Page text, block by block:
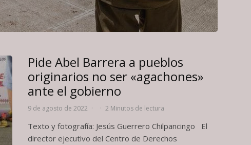
Pide Abel Barrera a pueblos
originarios no ser «agachones»
ante el gobierno
9 de agosto de 2022 · · 2 Minutos de lectura
Texto y fotografía: Jesús Guerrero Chilpancingo El
director ejecutivo del Centro de Derechos